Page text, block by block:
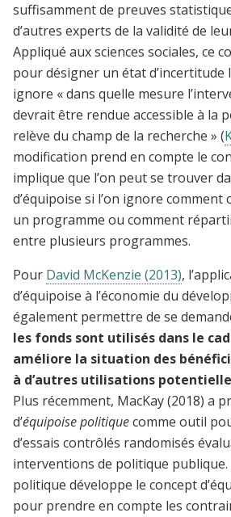
suffisamment de preuves
d’autres experts de la validité de
Appliqué aux sciences sociales, ce
pour désigner un état d’incertitude
ignore « dans quelle mesure
devrait être rendue accessible à la
relève du champ de la recherche » (
modification prend en compte le
implique que l’on peut se trouver
d’équipoise si l’on ignore comment
un programme ou comment
entre plusieurs programmes.
Pour David McKenzie (2013),
d’équipoise à l’économie du
également permettre de se
les fonds sont utilisés dans le
améliore la situation des
à d’autres utilisations
Plus récemment, MacKay (2018) a
d’équipoise politiquecomme outil
d’essais contrôlés randomisés
interventions de politique publique.
politique développe le concept
pour prendre en compte les